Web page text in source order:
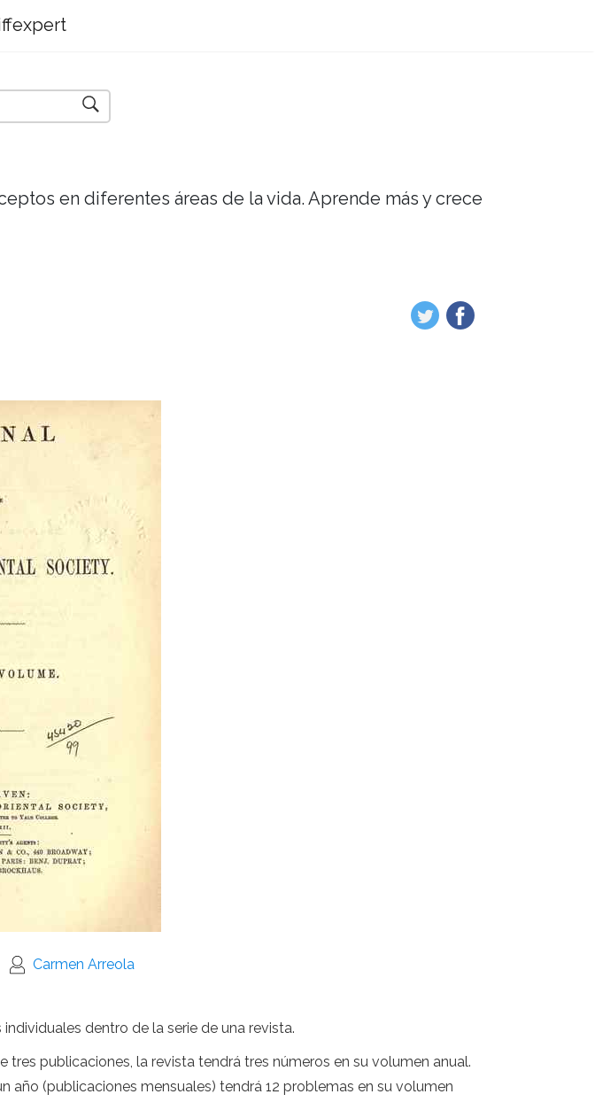
en diferentes áreas de la vida. Aprende más y crece
Carmen Arreola
dentro de la serie de una revista.
publicaciones, la revista tendrá tres números en su volumen anual.
año (publicaciones mensuales) tendrá 12 problemas en su volumen